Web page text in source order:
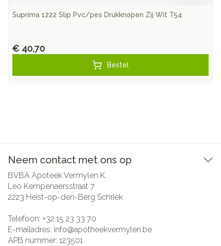
Suprima 1222 Slip Pvc/pes Drukknopen Zij Wit T54
€ 40,70
Bestel
Neem contact met ons op
BVBA Apoteek Vermylen K.
Leo Kempenaersstraat 7
2223 Heist-op-den-Berg Schriek
Telefoon: +32 15 23 33 70
E-mailadres: info@apotheekvermylen.be
APB nummer: 123501